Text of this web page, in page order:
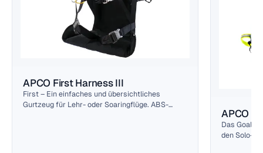
APCO First Harness III
First – Ein einfaches und übersichtliches
Gurtzeug für Lehr- oder Soaringflüge. ABS-
APCO
Das Goal
den Solo-